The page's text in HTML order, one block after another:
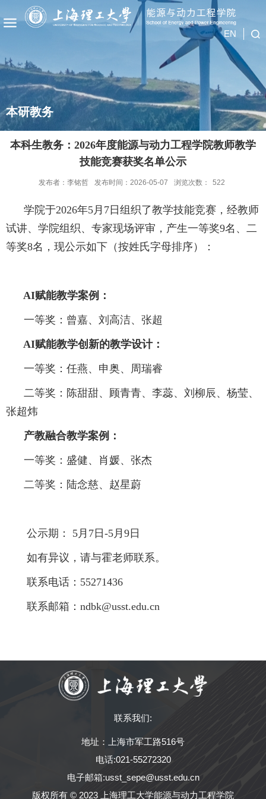
EN
本研教务
本科生教务：2026年度能源与动力工程学院教师教学
技能竞赛获奖名单公示
发布者：李铭哲 发布时间：2026-05-07 浏览次数： 522
学院于2026年5月 7 日组织了教学技能竞赛，经教师
试讲、学院组织、专家现场评审， 产生一等奖9名、二
等奖8名，现公示如下（按姓氏字母排序）：
AI赋能教学案例：
一等奖：曾嘉、刘高洁、张超
AI赋能教学创新的教学设计：
一等奖：任燕、申奥、周瑞睿
二等奖：陈甜甜、顾青青、李蕊、刘柳辰、杨莹、
张超炜
产教融合教学案例：
一等奖：盛健、肖媛、张杰
二等奖：陆念慈、赵星蔚
公示期： 5月 7 日 -5月 9 日
如有异议，请与霍老师联系。
联系电话： 55271436
联系邮箱： ndbk@usst.edu.cn
联系我们:
地址：上海市军工路516号
电话:021-55272320
电子邮箱:usst_sepe@usst.edu.cn
版权所有 © 2023 上海理工大学能源与动力工程学院